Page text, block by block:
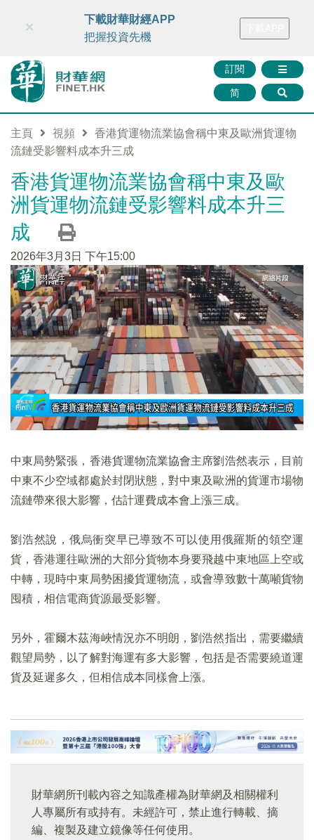
財華智庫網 FINTV FINMETA 財華證券 媒體矩陣
訂閱
简
×
下載財華財經APP
把握投資先機
主頁 視頻
香港貨運物流業協會稱中東及歐洲貨運物
流鏈受影響料成本升三成
香港貨運物流業協會稱中東及歐
洲貨運物流鏈受影響料成本升三
成
2026年3月3日 下午15:00
中東局勢緊張，香港貨運物流業協會主席劉浩然表示，目前
中東不少空域都處於封閉狀態，對中東及歐洲的貨運市場物
流鏈帶來很大影響，估計運費成本會上漲三成。
劉浩然說，俄烏衝突早已導致不可以使用俄羅斯的領空運
貨，香港運往歐洲的大部分貨物本身要飛越中東地區上空或
中轉，現時中東局勢困擾貨運物流，或會導致數十萬噸貨物
囤積，相信電商貨源最受影響。
另外，霍爾木茲海峽情況亦不明朗，劉浩然指出，需要繼續
觀望局勢，以了解對海運有多大影響，包括是否需要繞道運
貨及延遲多久，但相信成本同樣會上漲。
財華網所刊載內容之知識產權為財華網及相關權利
人專屬所有或持有。未經許可，禁止進行轉載、摘
編、複製及建立鏡像等任何使用。